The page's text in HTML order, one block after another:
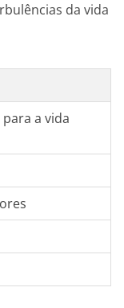
da vida
a vida